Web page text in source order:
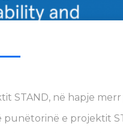
STAND, në hapje
punëtorinë e projektit